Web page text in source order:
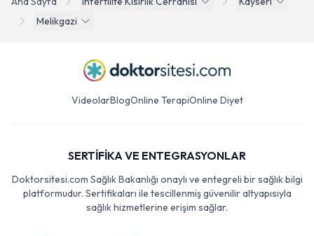
Melikgazi
VideolarBlogOnline TerapiOnline Diyet
SERTİFİKA VE ENTEGRASYONLAR
Doktorsitesi.com Sağlık Bakanlığı onaylı ve entegreli bir sağlık bilgi
platformudur. Sertifikaları ile tescillenmiş güvenilir altyapısıyla
sağlık hizmetlerine erişim sağlar.